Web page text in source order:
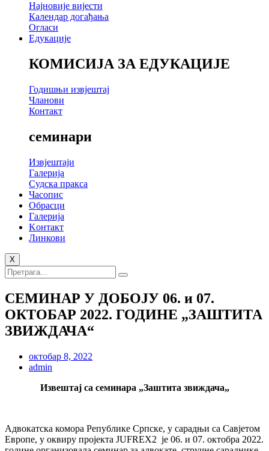
Најновије вијести
Календар догађања
Огласи
Едукације
КОМИСИЈА ЗА ЕДУКАЦИЈЕ
Годишњи извјештај
Чланови
Контакт
семинари
Извјештаји
Галерија
Судска пракса
Часопис
Обрасци
Галерија
Kонтакт
Линкови
X
СЕМИНАР У ДОБОЈУ 06. и 07.
ОКТОБАР 2022. ГОДИНЕ „ЗАШТИТА
ЗВИЖДАЧА“
октобар 8, 2022
admin
Извештај са семинара „Заштита звиждача„
Адвокатска комора Републике Српске, у сарадњи са Савјетом
Европе, у оквиру пројекта JUFREX2 је 06. и 07. октобра 2022.